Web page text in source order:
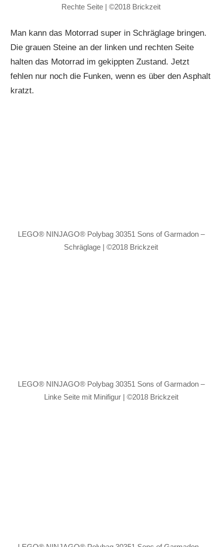
Rechte Seite | ©2018 Brickzeit
Man kann das Motorrad super in Schräglage bringen.
Die grauen Steine an der linken und rechten Seite
halten das Motorrad im gekippten Zustand. Jetzt
fehlen nur noch die Funken, wenn es über den Asphalt
kratzt.
LEGO® NINJAGO® Polybag 30351 Sons of Garmadon –
Schräglage | ©2018 Brickzeit
LEGO® NINJAGO® Polybag 30351 Sons of Garmadon –
Linke Seite mit Minifigur | ©2018 Brickzeit